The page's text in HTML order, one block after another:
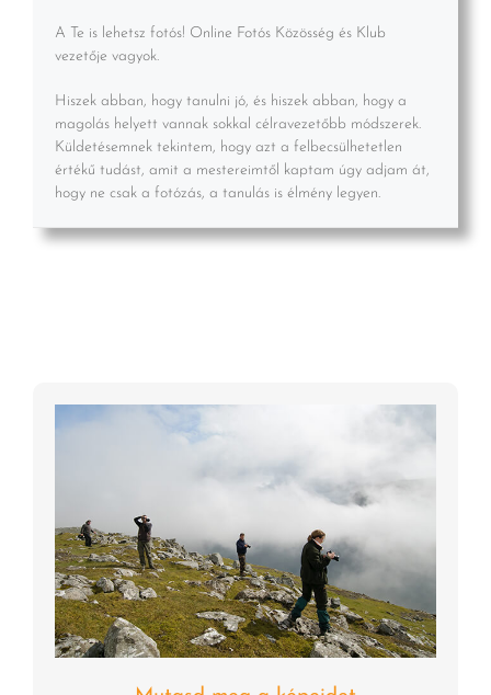
A Te is lehetsz fotós! Online Fotós Közösség és Klub
vezetője vagyok.
Hiszek abban, hogy tanulni jó, és hiszek abban, hogy a
magolás helyett vannak sokkal célravezetőbb módszerek.
Küldetésemnek tekintem, hogy azt a felbecsülhetetlen
értékű tudást, amit a mestereimtől kaptam úgy adjam át,
hogy ne csak a fotózás, a tanulás is élmény legyen.